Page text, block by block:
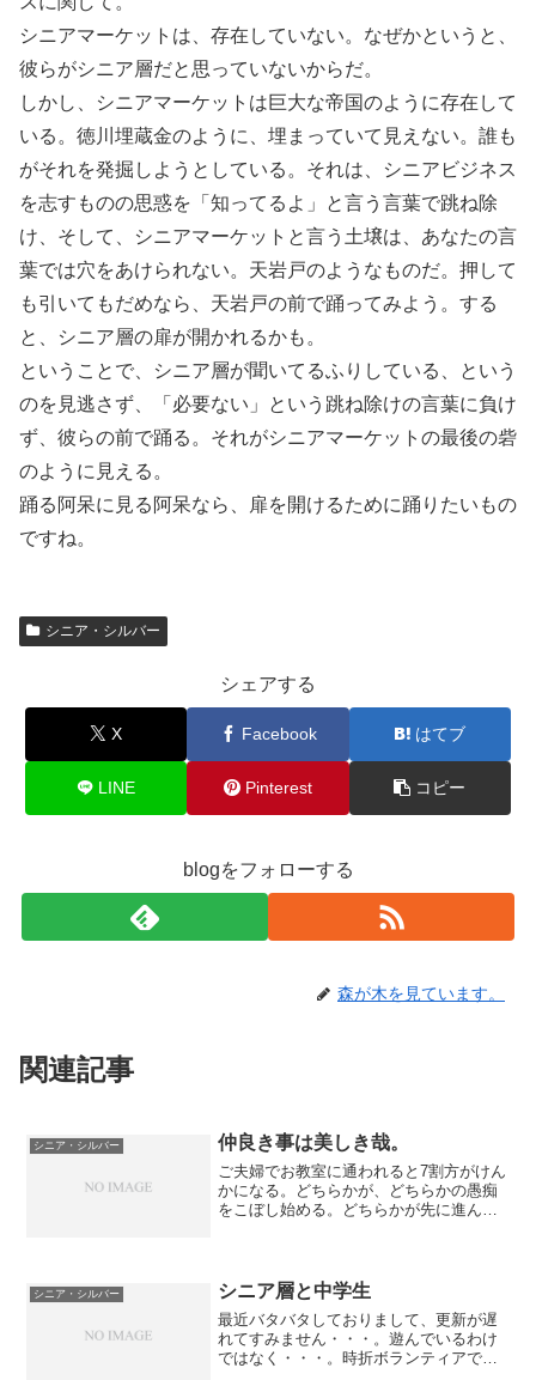
シニアマーケットは、存在していない。なぜかというと、
彼らがシニア層だと思っていないからだ。
しかし、シニアマーケットは巨大な帝国のように存在して
いる。徳川埋蔵金のように、埋まっていて見えない。誰も
がそれを発掘しようとしている。それは、シニアビジネス
を志すものの思惑を「知ってるよ」と言う言葉で跳ね除
け、そして、シニアマーケットと言う土壌は、あなたの言
葉では穴をあけられない。天岩戸のようなものだ。押して
も引いてもだめなら、天岩戸の前で踊ってみよう。する
と、シニア層の扉が開かれるかも。
ということで、シニア層が聞いてるふりしている、という
のを見逃さず、「必要ない」という跳ね除けの言葉に負け
ず、彼らの前で踊る。それがシニアマーケットの最後の砦
のように見える。
踊る阿呆に見る阿呆なら、扉を開けるために踊りたいもの
ですね。
シニア・シルバー
シェアする
X Facebook はてブ
LINE Pinterest コピー
blogをフォローする
森が木を見ています。
関連記事
シニア・シルバー 仲良き事は美しき哉。
ご夫婦でお教室に通われると7割方がけん
かになる。どちらかが、どちらかの愚痴
をこぼし始める。どちらかが先に進んで
最初はだんなさんの方が...
シニア・シルバー シニア層と中学生
最近バタバタしておりまして、更新が遅
れてすみません・・・。遊んでいるわけ
ではなく・・・。時折ボランティアで中